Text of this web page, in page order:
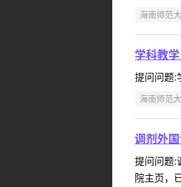
海南师范
学科教
提问问题:
海南师范
调剂外
提问问题:
院主页，